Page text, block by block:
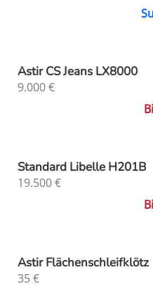
Astir CS Jeans LX8000
9.000€
Standard Libelle H201B
19.500€
Astir Flächenschleifklötz
35€